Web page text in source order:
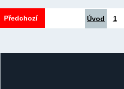
Předchozí Úvod 1